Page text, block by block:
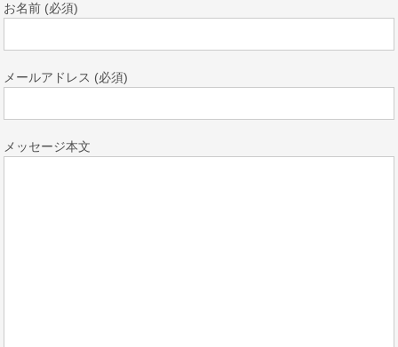
お名前 (必須)
メールアドレス (必須)
メッセージ本文